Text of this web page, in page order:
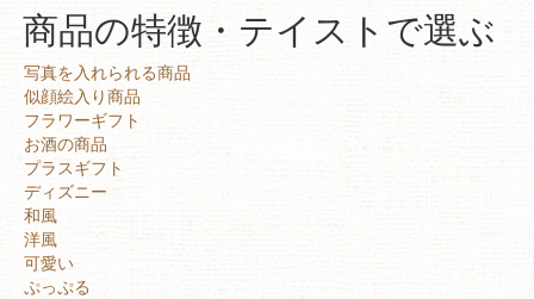
商品の特徴・テイストで選ぶ
写真を入れられる商品
似顔絵入り商品
フラワーギフト
お酒の商品
プラスギフト
ディズニー
和風
洋風
可愛い
ぷっぷる